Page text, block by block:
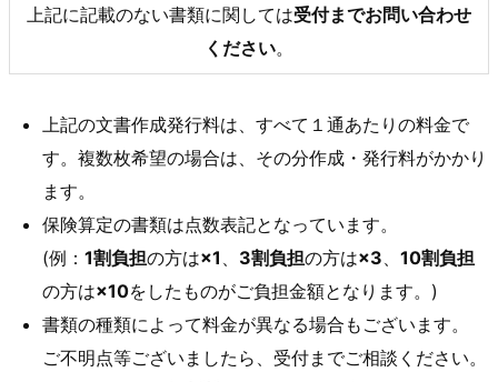
上記に記載のない書類に関しては受付までお問い合わせ
ください。
上記の文書作成発行料は、すべて１通あたりの料金で
す。複数枚希望の場合は、その分作成・発行料がかかり
ます。
保険算定の書類は点数表記となっています。
(例： 1割負担の方は×1 3割負担の方は×3
10割負担
の方は×10をしたものがご負担金額となります。)
書類の種類によって料金が異なる場合もございます。
ご不明点等ございましたら、受付までご相談ください。